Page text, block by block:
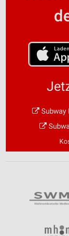
Subway